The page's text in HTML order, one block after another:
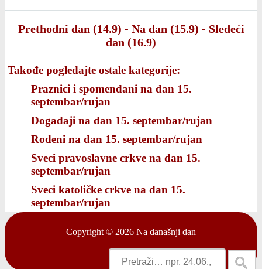
Prethodni dan (14.9) - Na dan (15.9) - Sledeći
dan (16.9)
Takođe pogledajte ostale kategorije:
Praznici i spomendani na dan 15.
septembar/rujan
Događaji na dan 15. septembar/rujan
Rođeni na dan 15. septembar/rujan
Sveci pravoslavne crkve na dan 15.
septembar/rujan
Sveci katoličke crkve na dan 15.
septembar/rujan
Copyright © 2026 Na današnji dan